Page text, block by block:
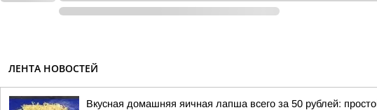
ЛЕНТА НОВОСТЕЙ
Вкусная домашняя яичная лапша всего за 50 рублей: